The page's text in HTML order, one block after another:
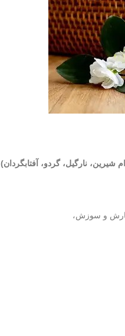
شیرین، نارگیل، گردو، آفتابگردان)
و سوزش،